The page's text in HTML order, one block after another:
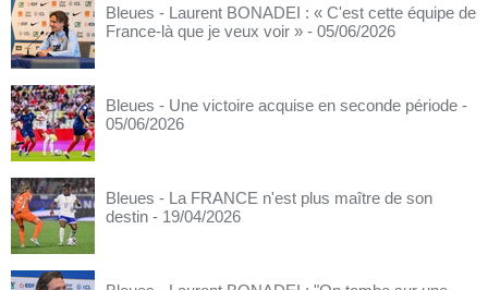
Bleues - Laurent BONADEI : « C'est cette équipe de
France-là que je veux voir » - 05/06/2026
Bleues - Une victoire acquise en seconde période -
05/06/2026
Bleues - La FRANCE n'est plus maître de son
destin - 19/04/2026